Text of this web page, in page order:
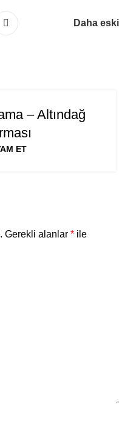
Daha eski
– Altındağ
ET
Gerekli alanlar * ile